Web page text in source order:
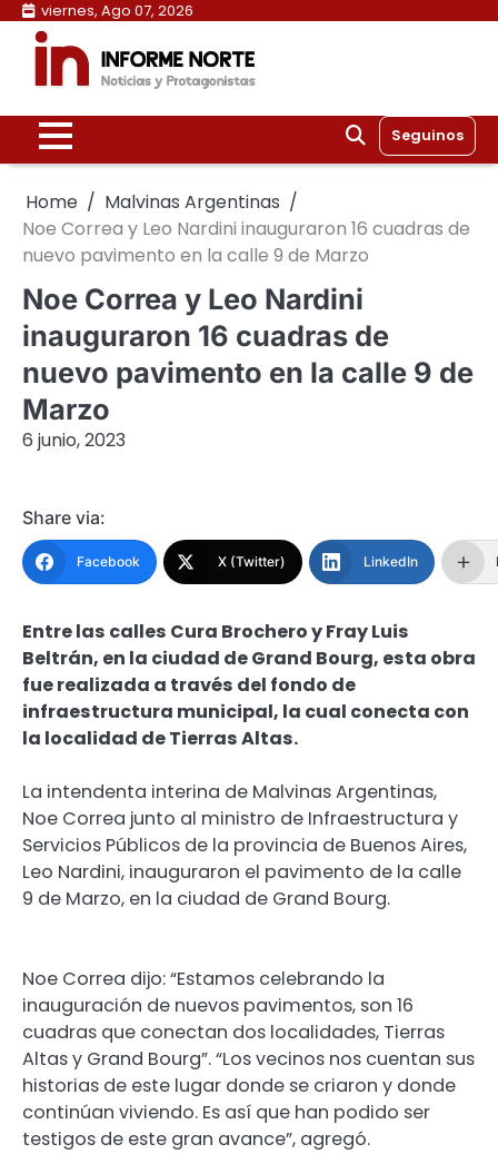
Skip
content
viernes, Ago 07, 2026
Seguinos
Home
Malvinas Argentinas
Noe Correa y Leo Nardini inauguraron 16 cuadras de
nuevo pavimento en la calle 9 de Marzo
Noe Correa y Leo Nardini
inauguraron 16 cuadras de
nuevo pavimento en la calle 9 de
Marzo
6 junio, 2023
Share via:
Facebook X (Twitter) LinkedIn
Entre las calles Cura Brochero y Fray Luis
Beltrán, en la ciudad de Grand Bourg, esta obra
fue realizada a través del fondo de
infraestructura municipal, la cual conecta con
la localidad de Tierras Altas.
La intendenta interina de Malvinas Argentinas,
Noe Correa junto al ministro de Infraestructura y
Servicios Públicos de la provincia de Buenos Aires,
Leo Nardini, inauguraron el pavimento de la calle
9 de Marzo, en la ciudad de Grand Bourg.
Noe Correa dijo: “Estamos celebrando la
inauguración de nuevos pavimentos, son 16
cuadras que conectan dos localidades, Tierras
Altas y Grand Bourg”. “Los vecinos nos cuentan sus
historias de este lugar donde se criaron y donde
continúan viviendo. Es así que han podido ser
testigos de este gran avance”, agregó.